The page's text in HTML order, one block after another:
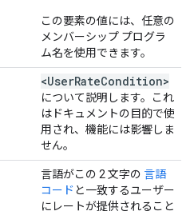
この要素の値には、任意の
メンバーシップ プログラ
ム名を使用できます。
<UserRateCondition>
について説明します。これ
はドキュメントの目的で使
用され、機能には影響しま
せん。
言語がこの 2 文字の 言語
コードと一致するユーザー
にレートが提供されること